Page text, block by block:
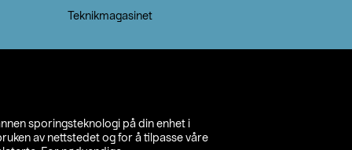
sporingsteknologi på din enhet i
av nettstedet og for å tilpasse våre
Teknikmagasinet